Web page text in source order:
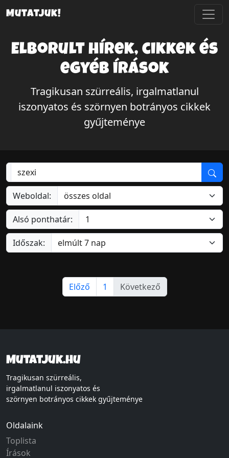
Mutatjuk!
Elborult hírek, cikkek és
egyéb írások
Tragikusan szürreális, irgalmatlanul
iszonyatos és szörnyen botrányos cikkek
gyűjteménye
Weboldal:
Alsó ponthatár:
Időszak:
Előző 1 Következő
Mutatjuk.hu
Tragikusan szürreális,
irgalmatlanul iszonyatos és
szörnyen botrányos cikkek gyűjteménye
Oldalaink
Toplista
Írások